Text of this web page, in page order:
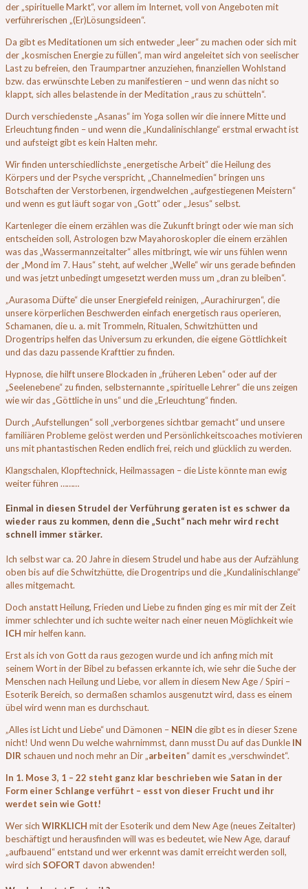
der „spirituelle Markt“, vor allem im Internet, voll von Angeboten mit
verführerischen „(Er)Lösungsideen“.
Da gibt es Meditationen um sich entweder „leer“ zu machen oder sich mit
der „kosmischen Energie zu füllen“, man wird angeleitet sich von seelischer
Last zu befreien, den Traumpartner anzuziehen, finanziellen Wohlstand
bzw. das erwünschte Leben zu manifestieren – und wenn das nicht so
klappt, sich alles belastende in der Meditation „raus zu schütteln“.
Durch verschiedenste „Asanas“ im Yoga sollen wir die innere Mitte und
Erleuchtung finden – und wenn die „Kundalinischlange“ erstmal erwacht ist
und aufsteigt gibt es kein Halten mehr.
Wir finden unterschiedlichste „energetische Arbeit“ die Heilung des
Körpers und der Psyche verspricht, „Channelmedien“ bringen uns
Botschaften der Verstorbenen, irgendwelchen „aufgestiegenen Meistern“
und wenn es gut läuft sogar von „Gott“ oder „Jesus“ selbst.
Kartenleger die einem erzählen was die Zukunft bringt oder wie man sich
entscheiden soll, Astrologen bzw Mayahoroskopler die einem erzählen
was das „Wassermannzeitalter“ alles mitbringt, wie wir uns fühlen wenn
der „Mond im 7. Haus“ steht, auf welcher „Welle“ wir uns gerade befinden
und was jetzt unbedingt umgesetzt werden muss um „dran zu bleiben“.
„Aurasoma Düfte“ die unser Energiefeld reinigen, „Aurachirurgen“, die
unsere körperlichen Beschwerden einfach energetisch raus operieren,
Schamanen, die u. a. mit Trommeln, Ritualen, Schwitzhütten und
Drogentrips helfen das Universum zu erkunden, die eigene Göttlichkeit
und das dazu passende Krafttier zu finden.
Hypnose, die hilft unsere Blockaden in „früheren Leben“ oder auf der
„Seelenebene“ zu finden, selbsternannte „spirituelle Lehrer“ die uns zeigen
wie wir das „Göttliche in uns“ und die „Erleuchtung“ finden.
Durch „Aufstellungen“ soll „verborgenes sichtbar gemacht“ und unsere
familiären Probleme gelöst werden und Persönlichkeitscoaches motivieren
uns mit phantastischen Reden endlich frei, reich und glücklich zu werden.
Klangschalen, Klopftechnick, Heilmassagen – die Liste könnte man ewig
weiter führen ………
Einmal in diesen Strudel der Verführung geraten ist es schwer da
wieder raus zu kommen, denn die „Sucht“ nach mehr wird recht
schnell immer stärker.
Ich selbst war ca. 20 Jahre in diesem Strudel und habe aus der Aufzählung
oben bis auf die Schwitzhütte, die Drogentrips und die „Kundalinischlange“
alles mitgemacht.
Doch anstatt Heilung, Frieden und Liebe zu finden ging es mir mit der Zeit
immer schlechter und ich suchte weiter nach einer neuen Möglichkeit wie
ICH mir helfen kann.
Erst als ich von Gott da raus gezogen wurde und ich anfing mich mit
seinem Wort in der Bibel zu befassen erkannte ich, wie sehr die Suche der
Menschen nach Heilung und Liebe, vor allem in diesem New Age / Spiri –
Esoterik Bereich, so dermaßen schamlos ausgenutzt wird, dass es einem
übel wird wenn man es durchschaut.
„Alles ist Licht und Liebe“ und Dämonen – NEIN die gibt es in dieser Szene
nicht! Und wenn Du welche wahrnimmst, dann musst Du auf das Dunkle IN
DIR schauen und noch mehr an Dir „arbeiten“ damit es „verschwindet“.
In 1. Mose 3, 1 – 22 steht ganz klar beschrieben wie Satan in der
Form einer Schlange verführt – esst von dieser Frucht und ihr
werdet sein wie Gott!
Wer sich WIRKLICH mit der Esoterik und dem New Age (neues Zeitalter)
beschäftigt und herausfinden will was es bedeutet, wie New Age, darauf
„aufbauend“ entstand und wer erkennt was damit erreicht werden soll,
wird sich SOFORT davon abwenden!